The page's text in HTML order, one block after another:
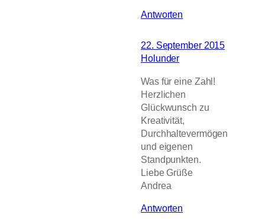
Antworten
22. September 2015
Holunder
Was für eine Zahl!
Herzlichen
Glückwunsch zu
Kreativität,
Durchhaltevermögen
und eigenen
Standpunkten.
Liebe Grüße
Andrea
Antworten